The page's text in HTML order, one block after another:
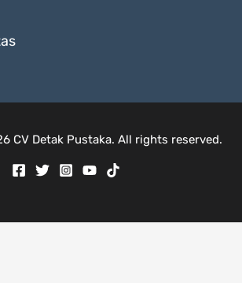
CV Detak Pustaka. All rights reserved.